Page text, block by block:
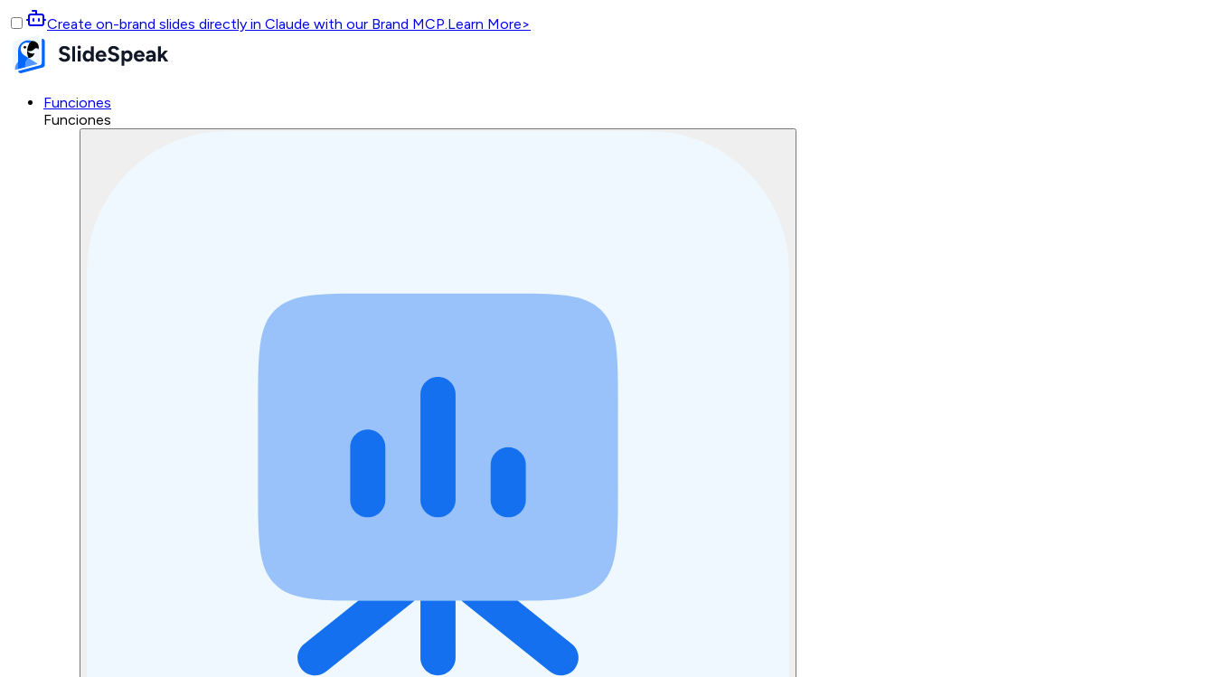
Create on-brand slides directly in Claude with our Brand MCP.Learn More>
Funciones
Funciones